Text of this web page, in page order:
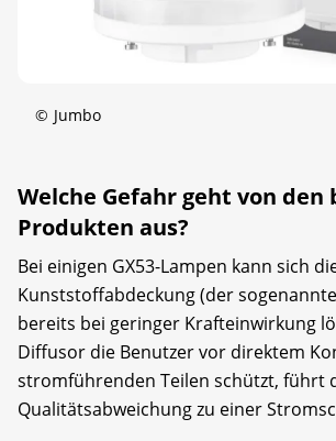
© Jumbo
Welche Gefahr geht von
Produkten aus?
Bei einigen GX53-Lampen kann sich
Kunststoffabdeckung (der
bereits bei geringer Krafteinwirkung
Diffusor die Benutzer vor direktem
stromführenden Teilen schützt, führt
Qualitätsabweichung zu einer